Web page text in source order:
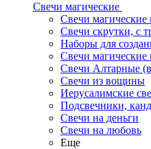
Свечи магические
Свечи магические
Свечи скрутки, с
Наборы для
Свечи
Свечи Алтарные
Свечи из вощины
Иерусалимские
Подсвечники,
Свечи на деньги
Свечи на любовь
Еще